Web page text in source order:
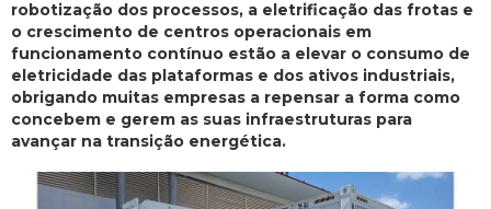
robotização dos processos, a eletrificação das frotas e
o crescimento de centros operacionais em
funcionamento contínuo estão a elevar o consumo de
eletricidade das plataformas e dos ativos industriais,
obrigando muitas empresas a repensar a forma como
concebem e gerem as suas infraestruturas para
avançar na transição energética.